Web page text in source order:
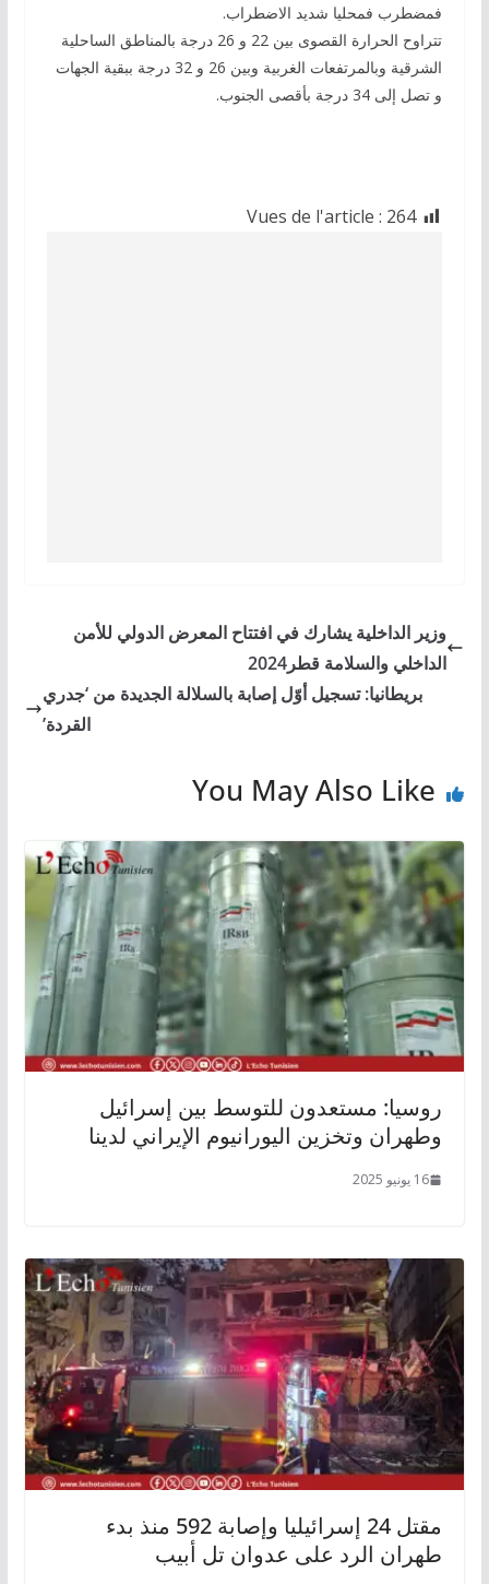
فمضطرب فمحليا شديد الاضطراب.
تتراوح الحرارة القصوى بين 22 و 26 درجة بالمناطق الساحلية
الشرقية وبالمرتفعات الغربية وبين 26 و 32 درجة ببقية الجهات
و تصل إلى 34 درجة بأقصى الجنوب.
Vues de l'article : 264
وزير الداخلية يشارك في افتتاح المعرض الدولي للأمن
الداخلي والسلامة قطر2024
بريطانيا: تسجيل أوّل إصابة بالسلالة الجديدة من ‘جدري
القردة’
You May Also Like
روسيا: مستعدون للتوسط بين إسرائيل
وطهران وتخزين اليورانيوم الإيراني لدينا
16 يونيو 2025
مقتل 24 إسرائيليا وإصابة 592 منذ بدء
طهران الرد على عدوان تل أبيب